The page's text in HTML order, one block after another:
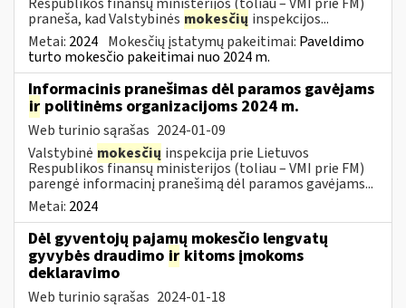
praneša, kad Valstybinės mokesčių inspekcijos...
Metai: 2024 Mokesčių įstatymų pakeitimai: Paveldimo
turto mokesčio pakeitimai nuo 2024 m.
Informacinis pranešimas dėl paramos gavėjams
ir politinėms organizacijoms 2024 m.
Web turinio sąrašas 2024-01-09
Valstybinė mokesčių inspekcija prie Lietuvos
Respublikos finansų ministerijos (toliau – VMI prie FM)
parengė informacinį pranešimą dėl paramos gavėjams...
Metai: 2024
Dėl gyventojų pajamų mokesčio lengvatų
gyvybės draudimo ir kitoms įmokoms
deklaravimo
Web turinio sąrašas 2024-01-18